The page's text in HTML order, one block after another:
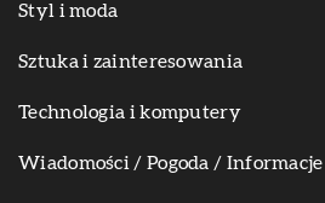
Styl i moda
Sztuka i zainteresowania
Technologia i komputery
Wiadomości / Pogoda / Informacje